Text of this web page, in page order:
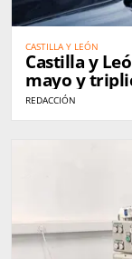
CASTILLA Y LEÓN
Castilla y
mayo y
REDACCIÓN